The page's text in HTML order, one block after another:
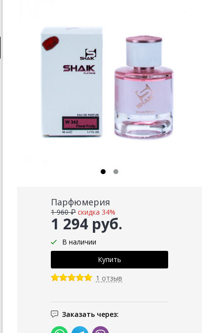
Парфюмерия
1 294 руб.
1 960 ₽ скидка 34%
В наличии
1 отзыв
Заказать через: